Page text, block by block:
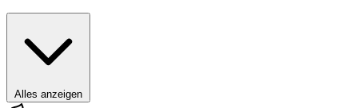
Alles anzeigen